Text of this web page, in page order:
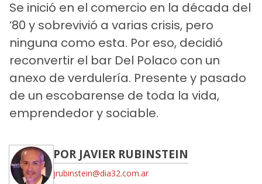
Se inició en el comercio en la década del
‘80 y sobrevivió a varias crisis, pero
ninguna como esta. Por eso, decidió
reconvertir el bar Del Polaco con un
anexo de verdulería. Presente y pasado
de un escobarense de toda la vida,
emprendedor y sociable.
POR JAVIER RUBINSTEIN
jrubinstein@dia32.com.ar